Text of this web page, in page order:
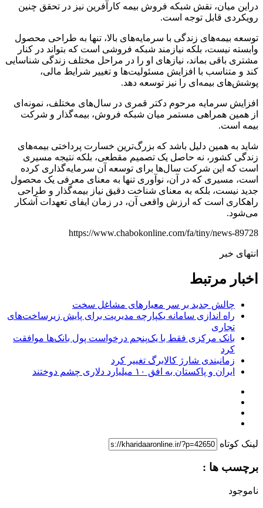
دراین میان، نقش شبکه فروش بیمه کارآفرین نیز در تحقق چنین
رویکردی قابل توجه است.
توسعه بیمه‌های زندگی با سرمایه‌های بالا، تنها به طراحی محصول
وابسته نیست، بلکه نیازمند شبکه فروشی است که بتواند در کنار
مشتری باقی بماند، نیازهای او را در مراحل مختلف زندگی شناسایی
کند و متناسب با افزایش مسئولیت‌ها و تغییر شرایط مالی،
پوشش‌های بیمه‌ای را نیز توسعه دهد.
افزایش سرمایه مرحوم دکتر قمری در سال‌های مختلف، نمونه‌ای
از همین همراهی مستمر میان شبکه فروش، بیمه‌گذار و شرکت
بیمه است.
شاید به همین دلیل باشد که بزرگ‌ترین خسارت پرداختی بیمه‌های
زندگی کشور، نه حاصل یک تصمیم مقطعی، بلکه نتیجه مسیری
است که این شرکت سال‌ها برای توسعه آن سرمایه‌گذاری کرده
است، مسیری که در آن، نوآوری تنها به معنای معرفی یک محصول
جدید نیست، بلکه به معنای شناخت دقیق نیاز بیمه‌گذار و طراحی
راهکاری است که ارزش واقعی آن، در زمان ایفای تعهدات آشکار
می‌شود.
https://www.chabokonline.com/fa/tiny/news-89728
انتهای خبر
اخبار مرتبط
چالش جدید بر سر معیارهای مشاغل سخت
راه اندازی سامانه یکپارچه مدیریت برای پایش زیرساخت‌های
تجاری
بانک مرکزی فقط با یک‌‎پنجم درخواست پول بانک‌ها موافقت
کرد
زمانبندی شارژ کالابرگ تغییر کرد
ایران و پاکستان به افق ۱۰ میلیارد دلاری چشم دوختند
لینک کوتاه
برچسب ها :
ناموجود